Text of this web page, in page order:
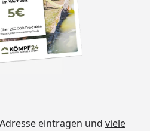
eintragen und viele